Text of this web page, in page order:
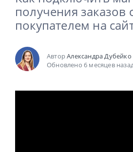
получения
покупателем на
АвторАлександра Дубейко
Обновлено 6 месяцев